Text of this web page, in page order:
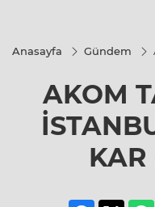
Anasayfa Gündem
AKOM
KAR